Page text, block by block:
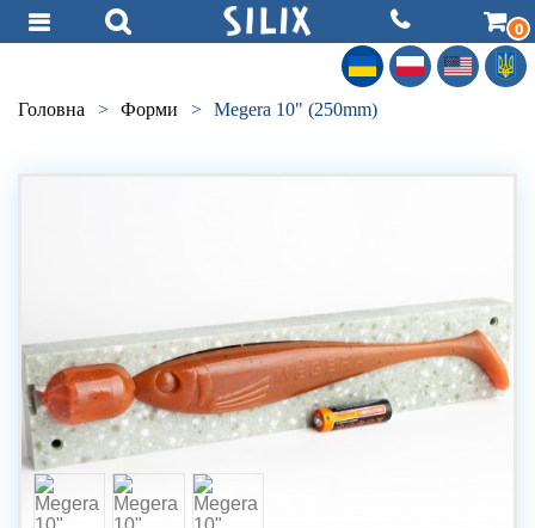
0
Головна > Форми > Megera 10" (250mm)